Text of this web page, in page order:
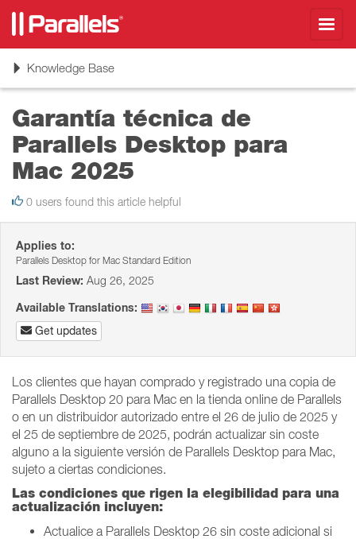
ToggleKnowledge Base
Garantía técnica de
Parallels Desktop para
Mac 2025
0 users found this article helpful
Applies to:
Parallels Desktop for Mac Standard Edition
Last Review: Aug 26, 2025
Available Translations:
Get updates
Los clientes que hayan comprado y registrado una copia de
Parallels Desktop 20 para Mac en la tienda online de Parallels
o en un distribuidor autorizado entre el 26 de julio de 2025 y
el 25 de septiembre de 2025, podrán actualizar sin coste
alguno a la siguiente versión de Parallels Desktop para Mac,
sujeto a ciertas condiciones.
Las condiciones que rigen la elegibilidad para una
actualización incluyen:
Actualice a Parallels Desktop 26 sin coste adicional si